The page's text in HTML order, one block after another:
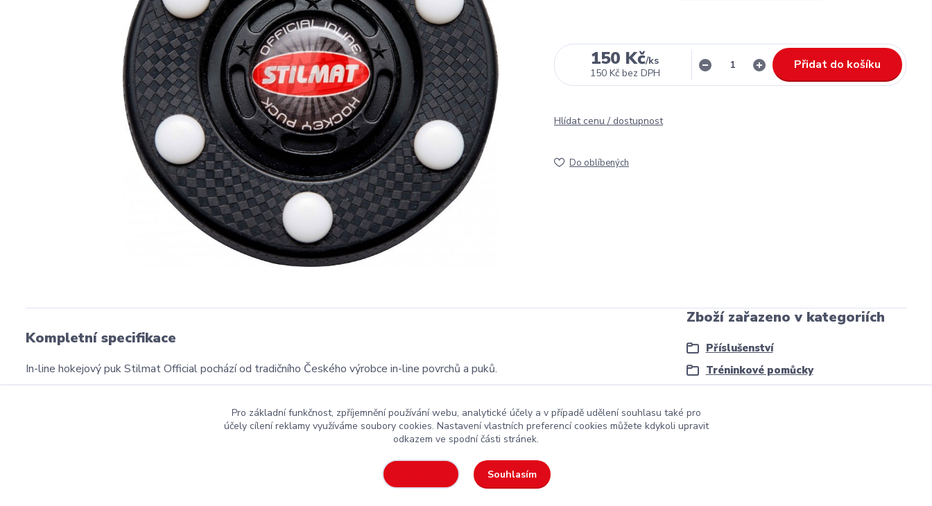
150 Kč/ks
150 Kč bez DPH
Přidat do košíku
Hlídat cenu / dostupnost
Do oblíbených
Kompletní specifikace
In-line hokejový puk Stilmat Official pochází od tradičního Českého výrobce in-line povrchů a puků.
Zboží zařazeno v kategoriích
Příslušenství
Tréninkové pomůcky
hokejová výstrojza rozumnou cenu
Pro základní funkčnost, zpříjemnění používání webu, analytické účely a v případě udělení souhlasu také pro
účely cílení reklamy využíváme soubory cookies. Nastavení vlastních preferencí cookies můžete kdykoli upravit
odkazem ve spodní části stránek.
Souhlasím